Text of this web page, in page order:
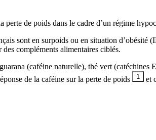
de poids dans le cadre d’un régime
sont en surpoids ou en situation
compléments alimentaires ciblés.
(caféine naturelle), thé vert
de la caféine sur la perte de poids
1 et